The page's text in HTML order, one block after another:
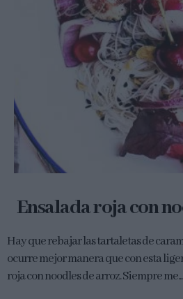
Ensalada roja con
Hay que rebajar las tartaletas de
ocurre mejor manera que con esta
roja con noodles de arroz. Siempre me...